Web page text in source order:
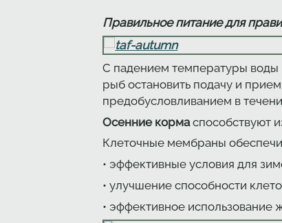
Правильное питание для
С падением температуры воды
рыб остановить подачу и
предобусловливанием в
Осенние кормаспособствуют
Клеточные мембраны
• эффективные условия для
• улучшение способности
• эффективное